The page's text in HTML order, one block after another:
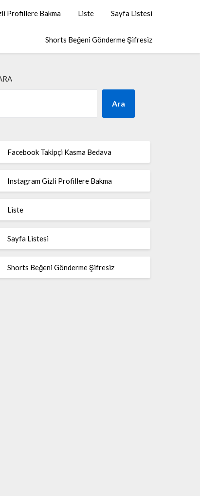
Profillere Bakma Liste Sayfa Listesi
Shorts Beğeni Gönderme Şifresiz
Ara
Facebook Takipçi Kasma Bedava
Instagram Gizli Profillere Bakma
Liste
Sayfa Listesi
Shorts Beğeni Gönderme Şifresiz